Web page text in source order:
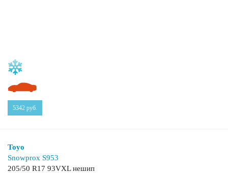
5342 руб.
Toyo
Snowprox S953
205/50 R17 93VXL нешип